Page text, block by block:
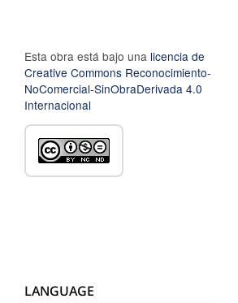
Esta obra está bajo una licencia de
Creative Commons Reconocimiento-
NoComercial-SinObraDerivada 4.0
Internacional
LANGUAGE